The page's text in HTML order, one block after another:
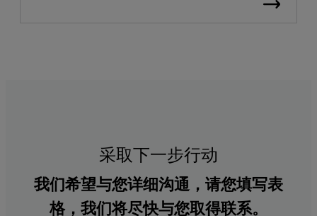
采取下一步行动
我们希望与您详细沟通，请您填写表
格，我们将尽快与您取得联系。